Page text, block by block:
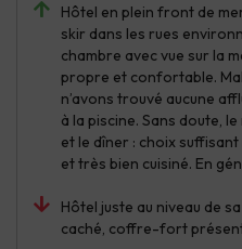
Hôtel en plein front de
skir dans les rues
chambre avec vue sur la
propre et confortable.
n’avons trouvé aucune
à la piscine. Sans doute,
et le dîner : choix
et très bien cuisiné. En
Hôtel juste au niveau de
caché, coffre-fort